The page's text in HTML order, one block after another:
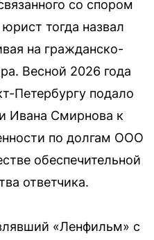
со спором
тогда назвал
на гражданско-
Весной 2026 года
Петербургу подало
Ивана Смирнова к
по долгам ООО
обеспечительной
ответчика.
«Ленфильм» с